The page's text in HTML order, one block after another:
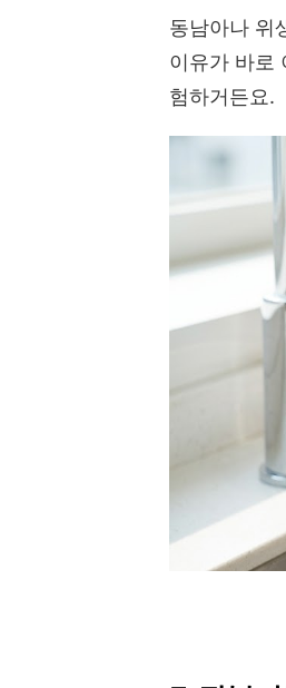
동남아나 위
이유가 바로
험하거든요.